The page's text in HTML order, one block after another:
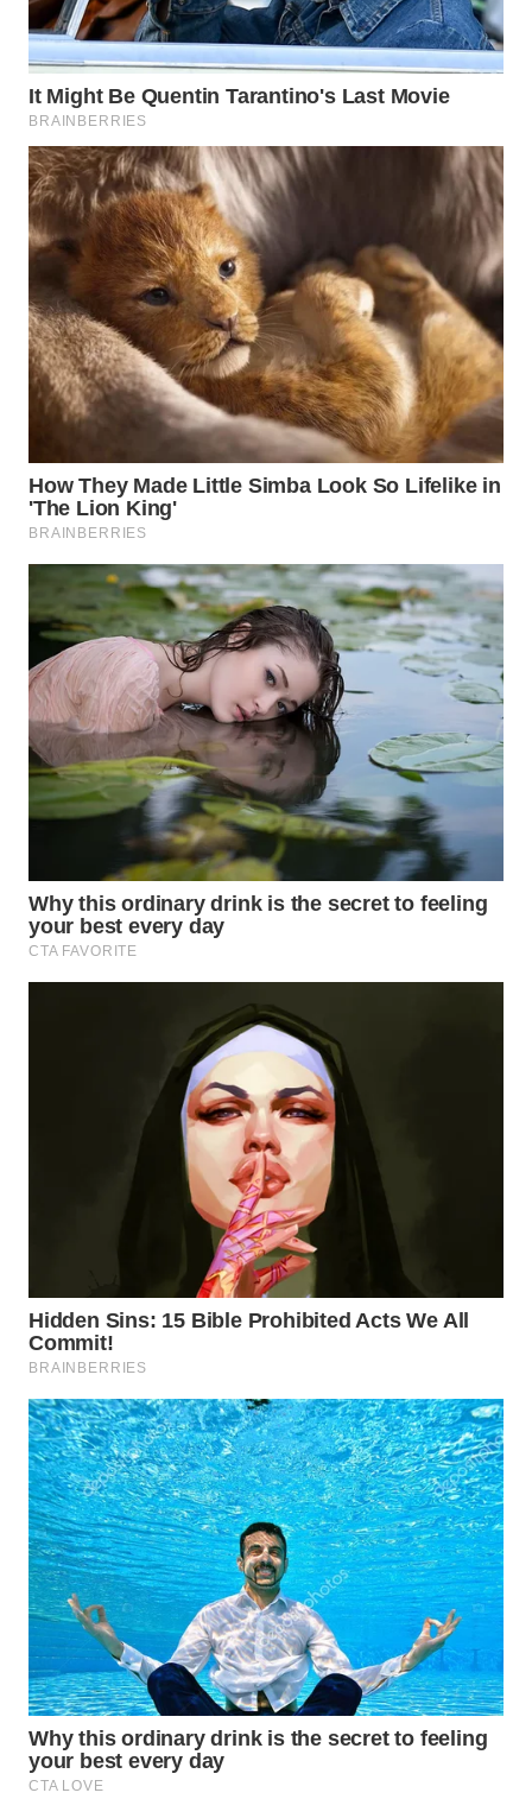
KEPULAUAN
SERIBU
WN
TANGERANG
WN
BINJAI
CIREBON
WN
INDRAMAYU
KUNINGAN
WN
MAJALENGKA
WN
SUBANG
WN
SUKABUMI
WN
WN
PRIANGAN
TIMUR
WN
SURABAYA
WN
NATUNA
WN
BINTAN
WN
MANDALIKA
WN
LIKUPANG
WN